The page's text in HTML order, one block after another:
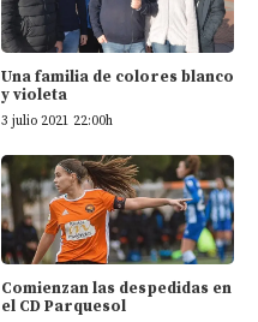
Una familia de colores blanco
y violeta
3 julio 2021 22:00h
Comienzan las despedidas en
el CD Parquesol